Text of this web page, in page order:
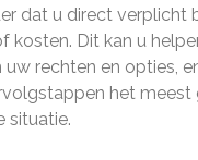
dat u direct verplicht
kosten. Dit kan u
uw rechten en opties,
het meest
situatie.